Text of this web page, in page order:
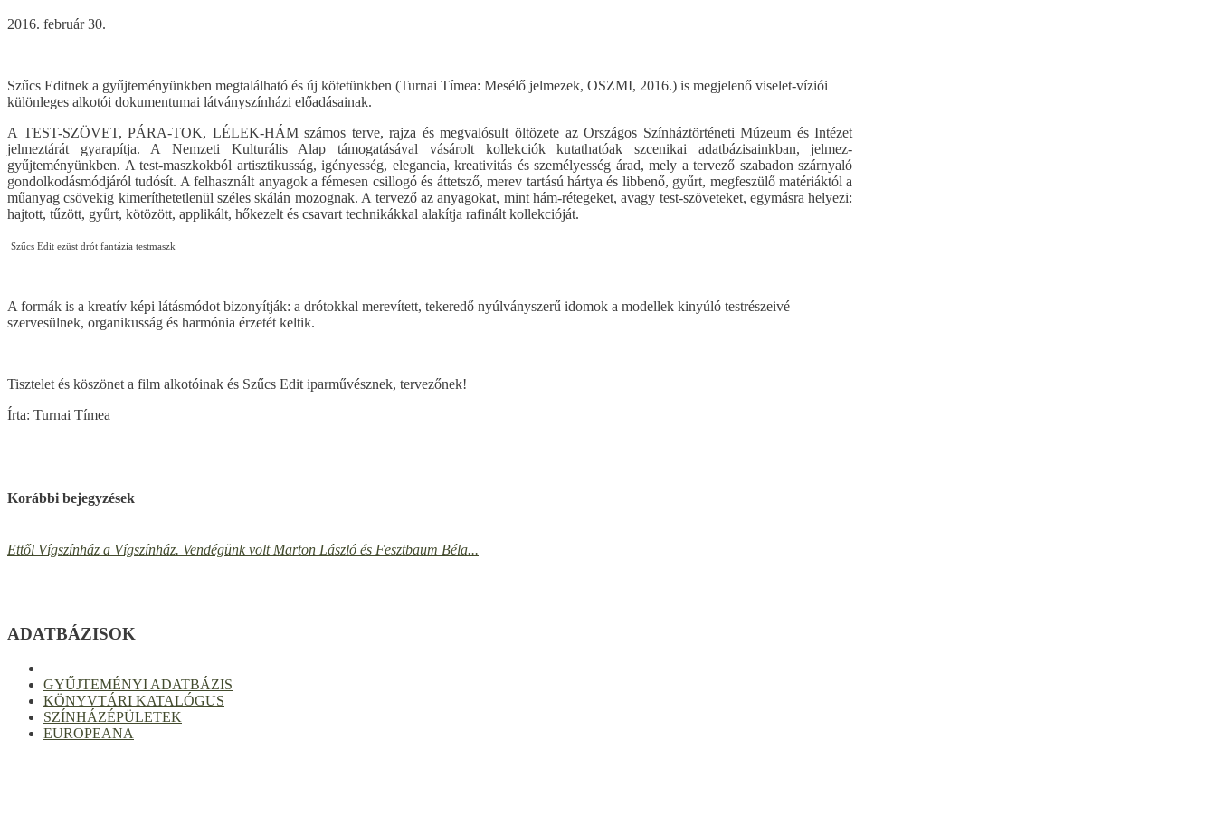
2016. február 30.
Szűcs Editnek a gyűjteményünkben megtalálható és új kötetünkben (Turnai Tímea: Mesélő jelmezek, OSZMI, 2016.) is megjelenő viselet-víziói
különleges alkotói dokumentumai látványszínházi előadásainak.
A TEST-SZÖVET, PÁRA-TOK, LÉLEK-HÁM számos terve, rajza és megvalósult öltözete az Országos Színháztörténeti Múzeum és Intézet
jelmeztárát gyarapítja. A Nemzeti Kulturális Alap támogatásával vásárolt kollekciók kutathatóak szcenikai adatbázisainkban, jelmez-
gyűjteményünkben. A test-maszkokból artisztikusság, igényesség, elegancia, kreativitás és személyesség árad, mely a tervező szabadon szárnyaló
gondolkodásmódjáról tudósít. A felhasznált anyagok a fémesen csillogó és áttetsző, merev tartású hártya és libbenő, gyűrt, megfeszülő matériáktól a
műanyag csövekig kimeríthetetlenül széles skálán mozognak. A tervező az anyagokat, mint hám-rétegeket, avagy test-szöveteket, egymásra helyezi:
hajtott, tűzött, gyűrt, kötözött, applikált, hőkezelt és csavart technikákkal alakítja rafinált kollekcióját.
Szűcs Edit ezüst drót fantázia testmaszk
A formák is a kreatív képi látásmódot bizonyítják: a drótokkal merevített, tekeredő nyúlványszerű idomok a modellek kinyúló testrészeivé
szervesülnek, organikusság és harmónia érzetét keltik.
Tisztelet és köszönet a film alkotóinak és Szűcs Edit iparművésznek, tervezőnek!
Írta: Turnai Tímea
Korábbi bejegyzések
Ettől Vígszínház a Vígszínház. Vendégünk volt Marton László és Fesztbaum Béla...
ADATBÁZISOK
GYŰJTEMÉNYI ADATBÁZIS
KÖNYVTÁRI KATALÓGUS
SZÍNHÁZÉPÜLETEK
EUROPEANA